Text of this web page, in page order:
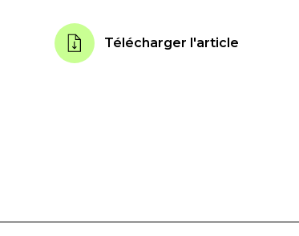
Télécharger l'article